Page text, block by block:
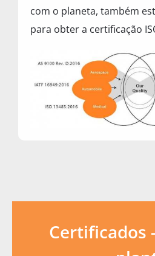
com o planeta, também
para obter a certificação
Certificados